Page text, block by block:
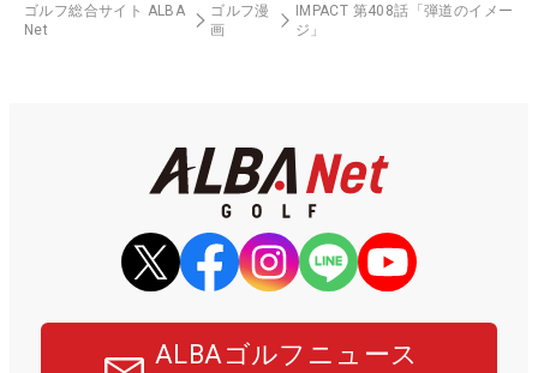
ゴルフ総合サイト ALBA
Net
ゴルフ漫
画
IMPACT 第408話「弾道のイメー
ジ」
ALBAゴルフニュース